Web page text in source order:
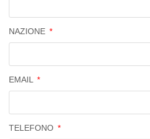
NAZIONE
EMAIL
TELEFONO